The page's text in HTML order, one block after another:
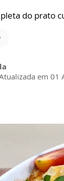
do prato
em 01